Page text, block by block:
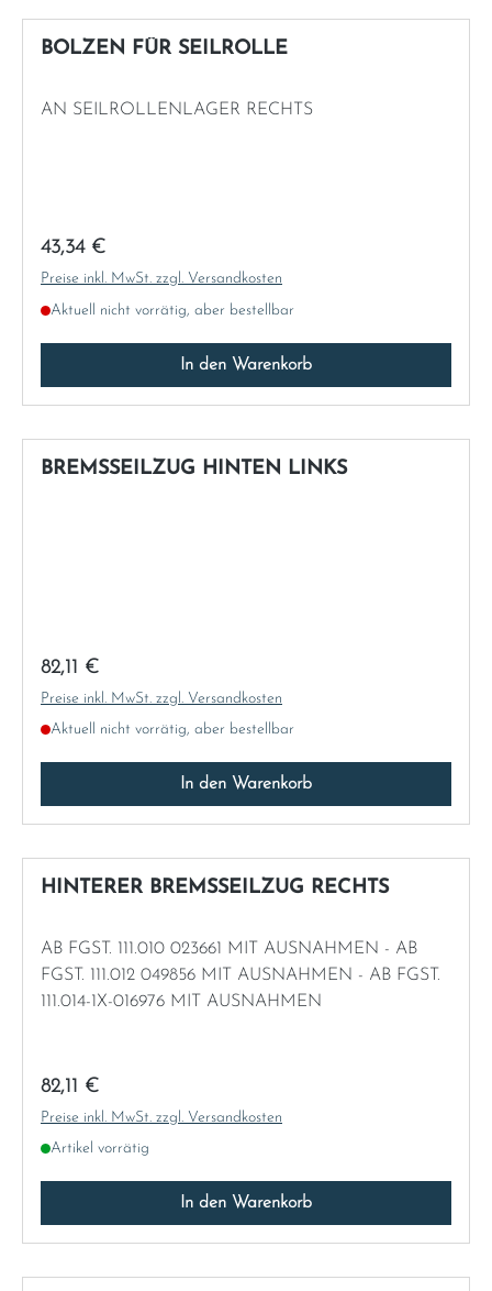
BOLZEN FÜR SEILROLLE
AN SEILROLLENLAGER RECHTS
Regulärer Preis:
43,34 €
Preise inkl. MwSt. zzgl. Versandkosten
Aktuell nicht vorrätig, aber bestellbar
In den Warenkorb
BREMSSEILZUG HINTEN LINKS
Regulärer Preis:
82,11 €
Preise inkl. MwSt. zzgl. Versandkosten
Aktuell nicht vorrätig, aber bestellbar
In den Warenkorb
HINTERER BREMSSEILZUG RECHTS
AB FGST. 111.010 023661 MIT AUSNAHMEN - AB
FGST. 111.012 049856 MIT AUSNAHMEN - AB FGST.
111.014-1X-016976 MIT AUSNAHMEN
Regulärer Preis:
82,11 €
Preise inkl. MwSt. zzgl. Versandkosten
Artikel vorrätig
In den Warenkorb